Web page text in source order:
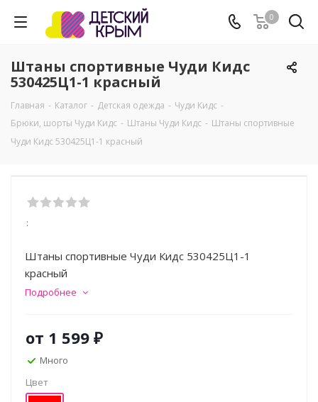
0
Штаны спортивные Чуди Кидс
530425Ц1-1 красный
Главная - Каталог - Детская одежда - Чуди Кидс -
Брюки, шорты Чуди Кидс - Штаны Чуди Кидс - Штаны спортивные
Чуди Кидс 530425Ц1-1 красный
:
Штаны спортивные Чуди Кидс 530425Ц1-1
красный
Подробнее
от 1 599 ₽
Много
Цвет